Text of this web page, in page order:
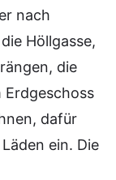
nach
Höllgasse,
die
Erdgeschoss
dafür
ein. Die